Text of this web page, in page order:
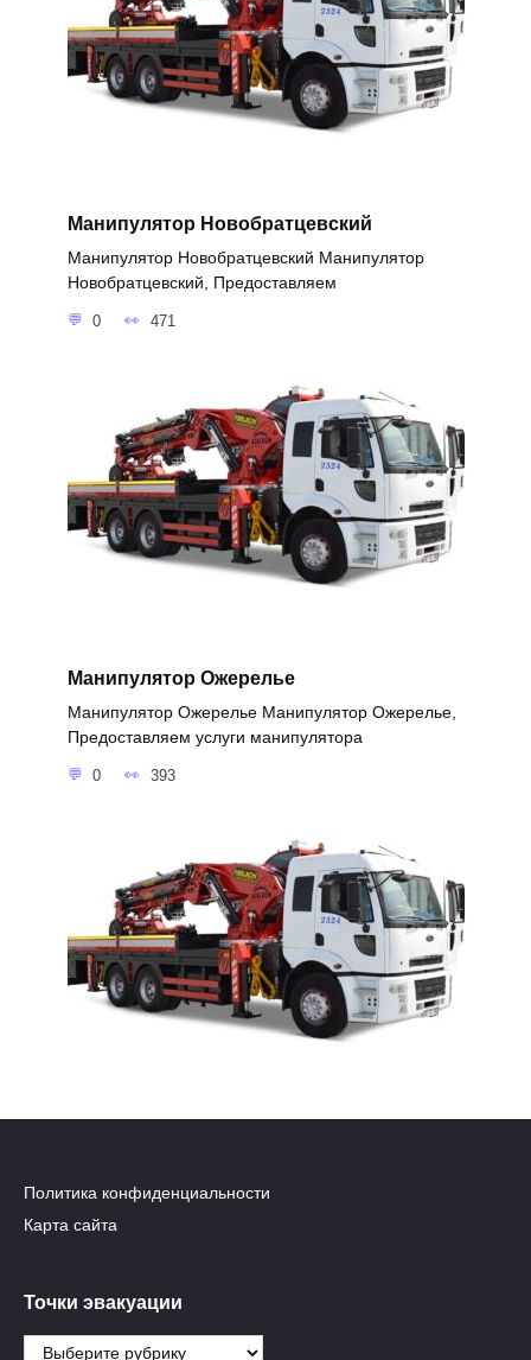
Манипулятор Новобратцевский
Манипулятор Новобратцевский Манипулятор
Новобратцевский, Предоставляем
0 471
Манипулятор Ожерелье
Манипулятор Ожерелье Манипулятор Ожерелье,
Предоставляем услуги манипулятора
0 393
Политика конфиденциальности
Карта сайта
Точки эвакуации
Точки